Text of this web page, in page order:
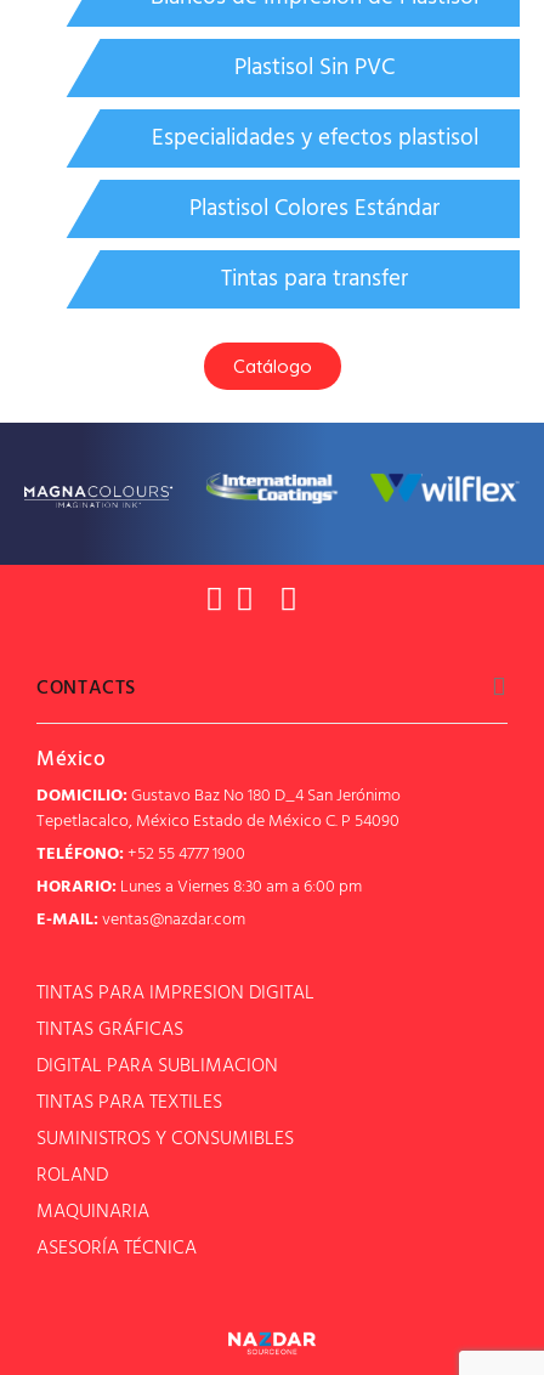
Plastisol Sin PVC
Especialidades y efectos plastisol
Plastisol Colores Estándar
Tintas para transfer
Catálogo
CONTACTS
México
DOMICILIO:Gustavo Baz No 180 D_4 San Jerónimo
Tepetlacalco, México Estado de México C. P 54090
TELÉFONO:+52 55 4777 1900
HORARIO: Lunes a Viernes 8:30 am a 6:00 pm
E-MAIL:ventas@nazdar.com
TINTAS PARA IMPRESION DIGITAL
TINTAS GRÁFICAS
DIGITAL PARA SUBLIMACION
TINTAS PARA TEXTILES
SUMINISTROS Y CONSUMIBLES
ROLAND
MAQUINARIA
ASESORÍA TÉCNICA